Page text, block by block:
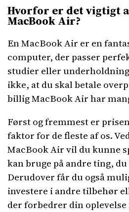
Hvorfor er det vigtigt
MacBook Air?
En MacBook Air er en
computer, der passer
studier eller
ikke, at du skal betale
billig MacBook Air har
Først og fremmest er
faktor for de fleste af os.
MacBook Air vil du kunne
kan bruge på andre ting,
Derudover får du også
investere i andre tilbehør
der forbedrer din oplevelse